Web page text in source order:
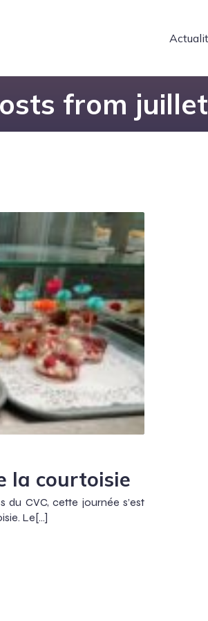
from
la courtoisie
du CVC, cette journée s’est
Le[…]